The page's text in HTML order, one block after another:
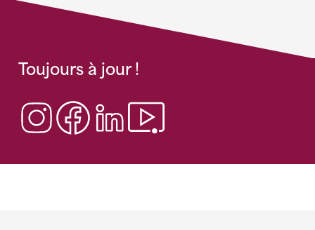
Toujours à jour !